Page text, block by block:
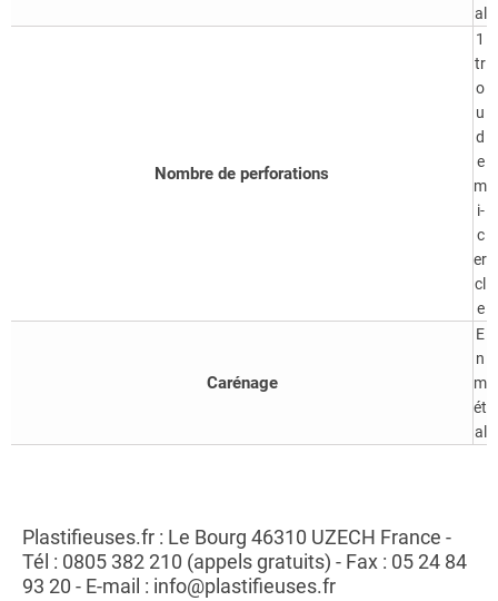
al
Nombre de perforations
1
tr
o
u
d
e
m
i-
c
er
cl
e
Carénage
E
n
m
ét
al
Plastifieuses.fr : Le Bourg 46310 UZECH France -
Tél : 0805 382 210 (appels gratuits) - Fax : 05 24 84
93 20 - E-mail : info@plastifieuses.fr